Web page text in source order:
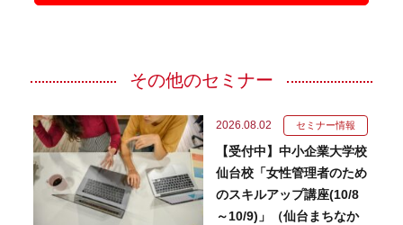
その他のセミナー
2026.08.02 セミナー情報
【受付中】中小企業大学校
仙台校「女性管理者のため
のスキルアップ講座(10/8
～10/9)」（仙台まちなか